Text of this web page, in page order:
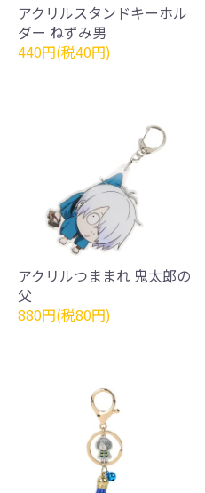
アクリルスタンドキーホル
ダー ねずみ男
440円(税40円)
アクリルつままれ 鬼太郎の
父
880円(税80円)